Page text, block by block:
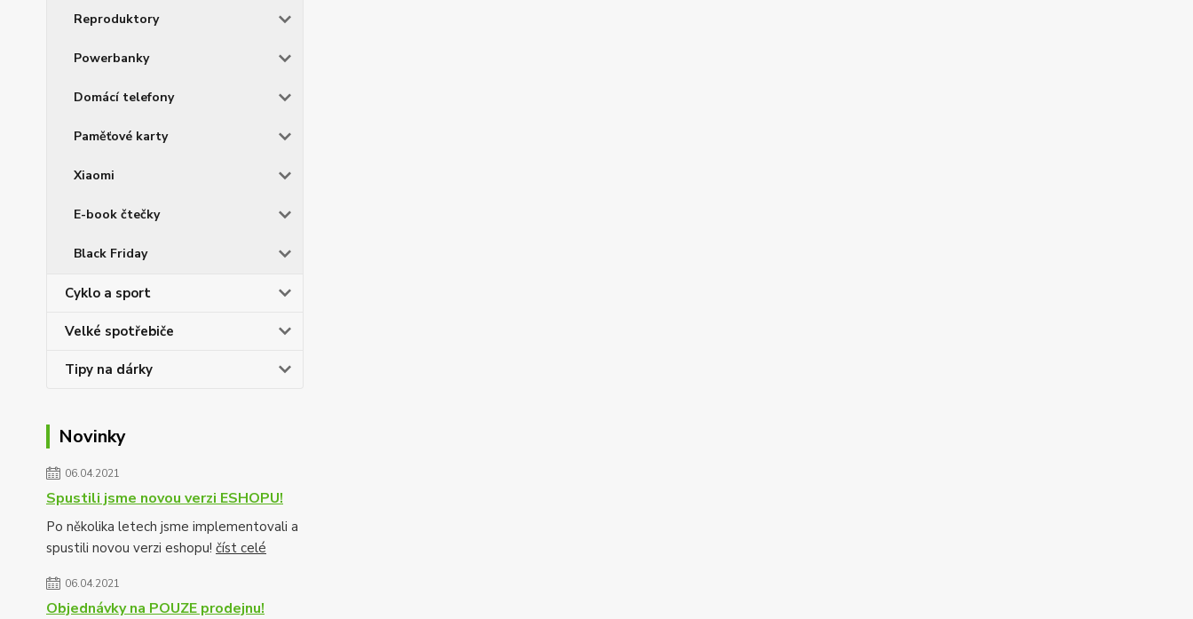
Reproduktory
Powerbanky
Domácí telefony
Paměťové karty
Xiaomi
E-book čtečky
Black Friday
Cyklo a sport
Velké spotřebiče
Tipy na dárky
Novinky
06.04.2021
Spustili jsme novou verzi ESHOPU!
Po několika letech jsme implementovali a
spustili novou verzi eshopu! číst celé
06.04.2021
Objednávky na POUZE prodejnu!